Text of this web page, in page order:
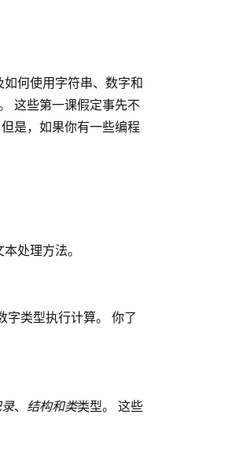
何使用字符串、数字和
这些第一课假定事先不
是，如果你有一些编程
处理方法。
字类型执行计算。 你了
、 结构和类类型。 这些